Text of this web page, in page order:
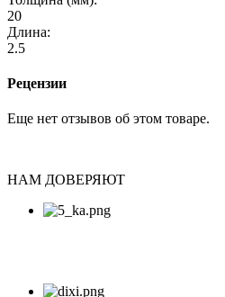
20
Длина:
2.5
Рецензии
Еще нет отзывов об этом товаре.
НАМ ДОВЕРЯЮТ